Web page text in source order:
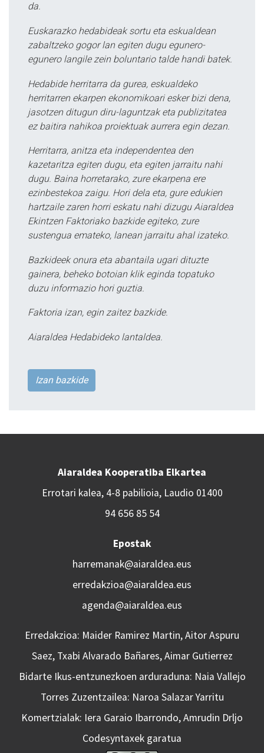
da.
Euskarazko hedabideak sortu eta eskualdean
zabaltzeko gogor lan egiten dugu egunero-
egunero langile zein boluntario talde handi batek.
Hedabide herritarra da gurea, eskualdeko
herritarren ekarpen ekonomikoari esker bizi dena,
jasotzen ditugun diru-laguntzak eta publizitatea
ez baitira nahikoa proiektuak aurrera egin dezan.
Herritarra, anitza eta independentea den
kazetaritza egiten dugu, eta egiten jarraitu nahi
dugu. Baina horretarako, zure ekarpena ere
ezinbestekoa zaigu. Hori dela eta, gure edukien
hartzaile zaren horri eskatu nahi dizugu Aiaraldea
Ekintzen Faktoriako bazkide egiteko, zure
sustengua emateko, lanean jarraitu ahal izateko.
Bazkideek onura eta abantaila ugari dituzte
gainera, beheko botoian klik eginda topatuko
duzu informazio hori guztia.
Faktoria izan, egin zaitez bazkide.
Aiaraldea Hedabideko lantaldea.
Izan bazkide
Aiaraldea Kooperatiba Elkartea
Errotari kalea, 4-8 pabilioia, Laudio 01400
94 656 85 54
Epostak
harremanak@aiaraldea.eus
erredakzioa@aiaraldea.eus
agenda@aiaraldea.eus
Erredakzioa: Maider Ramirez Martin, Aitor Aspuru
Saez, Txabi Alvarado Bañares, Aimar Gutierrez
Bidarte Ikus-entzunezkoen arduraduna: Naia Vallejo
Torres Zuzentzailea: Naroa Salazar Yarritu
Komertzialak: Iera Garaio Ibarrondo, Amrudin Drljo
Codesyntaxek garatua